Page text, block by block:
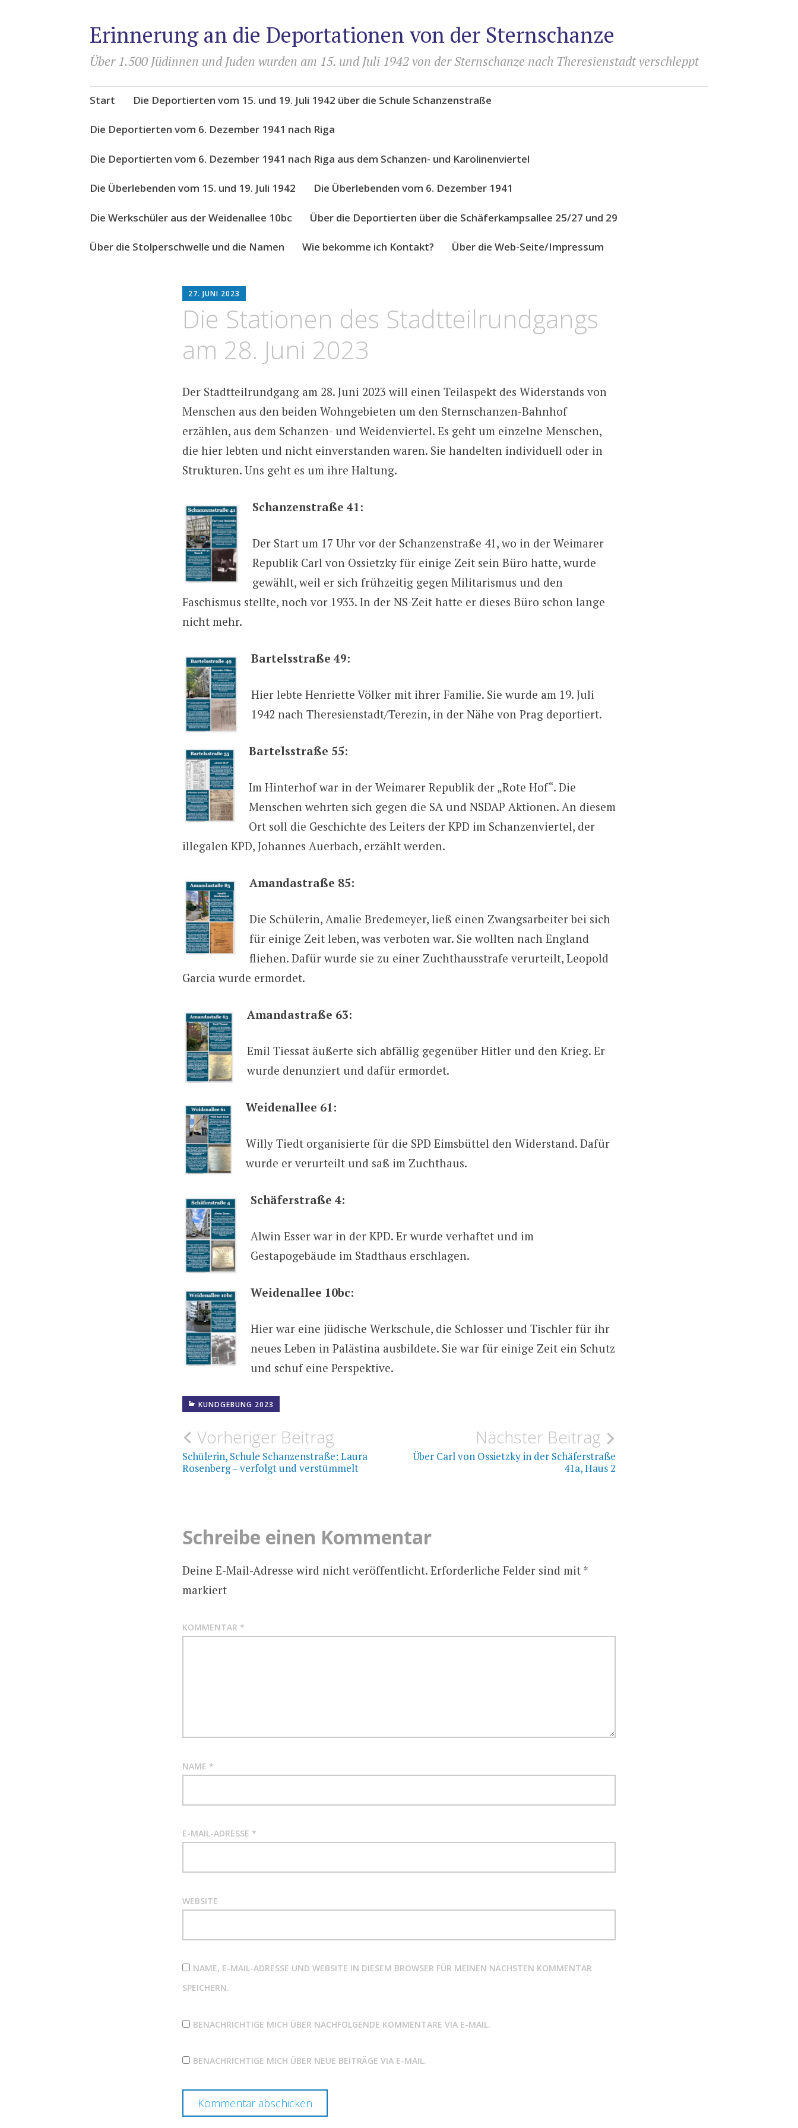
Erinnerung an die Deportationen von der Sternschanze
Über 1.500 Jüdinnen und Juden wurden am 15. und Juli 1942 von der Sternschanze nach Theresienstadt verschleppt
Zum
springen
Start Die Deportierten vom 15. und 19. Juli 1942 über die Schule Schanzenstraße
Die Deportierten vom 6. Dezember 1941 nach Riga
Die Deportierten vom 6. Dezember 1941 nach Riga aus dem Schanzen- und Karolinenviertel
Die Überlebenden vom 15. und 19. Juli 1942 Die Überlebenden vom 6. Dezember 1941
Die Werkschüler aus der Weidenallee 10bc Über die Deportierten über die Schäferkampsallee 25/27 und 29
Über die Stolperschwelle und die Namen Wie bekomme ich Kontakt? Über die Web-Seite/Impressum
27. JUNI 2023
Die Stationen des Stadtteilrundgangs
am 28. Juni 2023
Der Stadtteilrundgang am 28. Juni 2023 will einen Teilaspekt des Widerstands von
Menschen aus den beiden Wohngebieten um den Sternschanzen-Bahnhof
erzählen, aus dem Schanzen- und Weidenviertel. Es geht um einzelne Menschen,
die hier lebten und nicht einverstanden waren. Sie handelten individuell oder in
Strukturen. Uns geht es um ihre Haltung.
Schanzenstraße 41:
Der Start um 17 Uhr vor der Schanzenstraße 41, wo in der Weimarer
Republik Carl von Ossietzky für einige Zeit sein Büro hatte, wurde
gewählt, weil er sich frühzeitig gegen Militarismus und den
Faschismus stellte, noch vor 1933. In der NS-Zeit hatte er dieses Büro schon lange
nicht mehr.
Bartelsstraße 49:
Hier lebte Henriette Völker mit ihrer Familie. Sie wurde am 19. Juli
1942 nach Theresienstadt/Terezin, in der Nähe von Prag deportiert.
Bartelsstraße 55:
Im Hinterhof war in der Weimarer Republik der „Rote Hof“. Die
Menschen wehrten sich gegen die SA und NSDAP Aktionen. An diesem
Ort soll die Geschichte des Leiters der KPD im Schanzenviertel, der
illegalen KPD, Johannes Auerbach, erzählt werden.
Amandastraße 85:
Die Schülerin, Amalie Bredemeyer, ließ einen Zwangsarbeiter bei sich
für einige Zeit leben, was verboten war. Sie wollten nach England
fliehen. Dafür wurde sie zu einer Zuchthausstrafe verurteilt, Leopold
Garcia wurde ermordet.
Amandastraße 63:
Emil Tiessat äußerte sich abfällig gegenüber Hitler und den Krieg. Er
wurde denunziert und dafür ermordet.
Weidenallee 61:
Willy Tiedt organisierte für die SPD Eimsbüttel den Widerstand. Dafür
wurde er verurteilt und saß im Zuchthaus.
Schäferstraße 4:
Alwin Esser war in der KPD. Er wurde verhaftet und im
Gestapogebäude im Stadthaus erschlagen.
Weidenallee 10bc:
Hier war eine jüdische Werkschule, die Schlosser und Tischler für ihr
neues Leben in Palästina ausbildete. Sie war für einige Zeit ein Schutz
und schuf eine Perspektive.
KUNDGEBUNG 2023
Beitragsnavigation
Vorheriger Beitrag
Schülerin, Schule Schanzenstraße: Laura
Rosenberg – verfolgt und verstümmelt
Nächster Beitrag
Über Carl von Ossietzky in der Schäferstraße
41a, Haus 2
Schreibe einen Kommentar
Deine E-Mail-Adresse wird nicht veröffentlicht. Erforderliche Felder sind mit *
markiert
KOMMENTAR *
NAME *
E-MAIL-ADRESSE *
WEBSITE
NAME, E-MAIL-ADRESSE UND WEBSITE IN DIESEM BROWSER FÜR MEINEN NÄCHSTEN KOMMENTAR
SPEICHERN.
BENACHRICHTIGE MICH ÜBER NACHFOLGENDE KOMMENTARE VIA E-MAIL.
BENACHRICHTIGE MICH ÜBER NEUE BEITRÄGE VIA E-MAIL.